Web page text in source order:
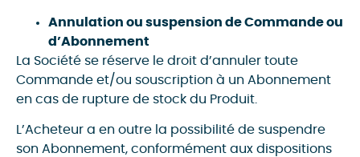
Annulation ou suspension de Commande ou
d’Abonnement
La Société se réserve le droit d’annuler toute
Commande et/ou souscription à un Abonnement
en cas de rupture de stock du Produit.
L’Acheteur a en outre la possibilité de suspendre
son Abonnement, conformément aux dispositions